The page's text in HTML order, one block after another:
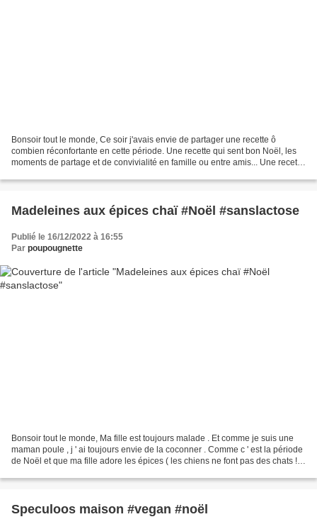
Bonsoir tout le monde, Ce soir j'avais envie de partager une recette ô
combien réconfortante en cette période. Une recette qui sent bon Noël, les
moments de partage et de convivialité en famille ou entre amis... Une recette
Madeleines aux épices chaï #Noël #sanslactose
Publié le 16/12/2022 à 16:55
Par poupougnette
Bonsoir tout le monde, Ma fille est toujours malade . Et comme je suis une
maman poule , j ' ai toujours envie de la coconner . Comme c ' est la période
de Noël et que ma fille adore les épices ( les chiens ne font pas des chats ! )
Speculoos maison #vegan #noël